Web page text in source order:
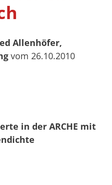
Allenhöfer,
vom 26.10.2010
in der ARCHE mit